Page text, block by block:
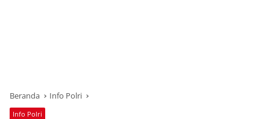
Beranda Info Polri
Info Polri